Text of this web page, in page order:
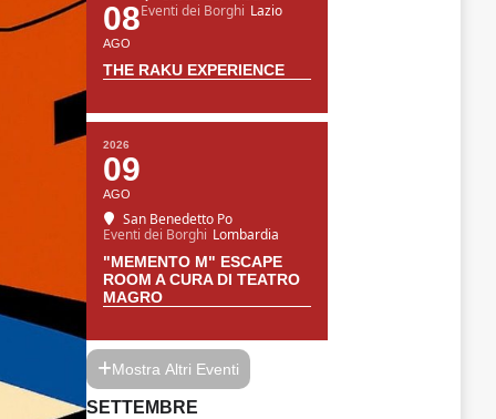
08
AGO
Eventi dei Borghi Lazio
THE RAKU EXPERIENCE
2026
09
AGO
San Benedetto Po
Eventi dei Borghi Lombardia
"MEMENTO M" ESCAPE
ROOM A CURA DI TEATRO
MAGRO
Mostra Altri Eventi
SETTEMBRE